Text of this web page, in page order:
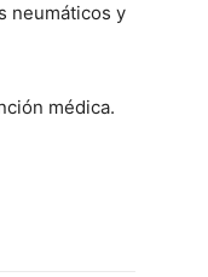
neumáticos y
médica.